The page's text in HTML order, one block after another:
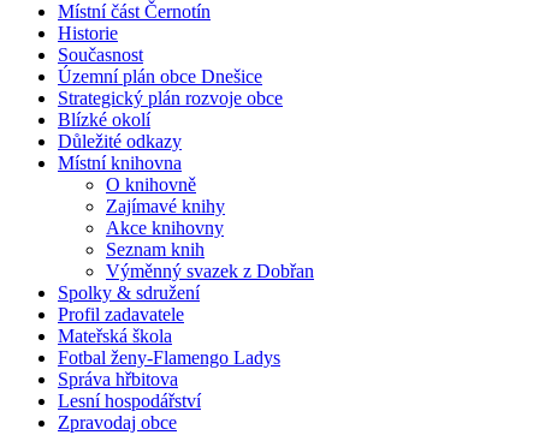
Místní část Černotín
Historie
Současnost
Územní plán obce Dnešice
Strategický plán rozvoje obce
Blízké okolí
Důležité odkazy
Místní knihovna
O knihovně
Zajímavé knihy
Akce knihovny
Seznam knih
Výměnný svazek z Dobřan
Spolky & sdružení
Profil zadavatele
Mateřská škola
Fotbal ženy-Flamengo Ladys
Správa hřbitova
Lesní hospodářství
Zpravodaj obce